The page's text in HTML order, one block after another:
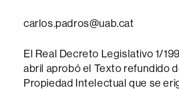
carlos.padros@uab.cat
El Real Decreto Legislativo 1/
abril aprobó el Texto refundido
Propiedad Intelectual que se